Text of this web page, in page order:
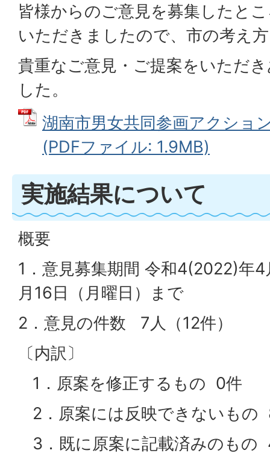
皆様からのご意見を募集したと
いただきましたので、市の考え
貴重なご意見・ご提案をいただ
した。
湖南市男女共同参画アクショ
(PDFファイル: 1.9MB)
実施結果について
概要
1．意見募集期間 令和4(2022)年
月16日（月曜日）まで
2．意見の件数 7人（12件）
〔内訳〕
1．原案を修正するもの 0件
2．原案には反映できないもの
3．既に原案に記載済みのもの